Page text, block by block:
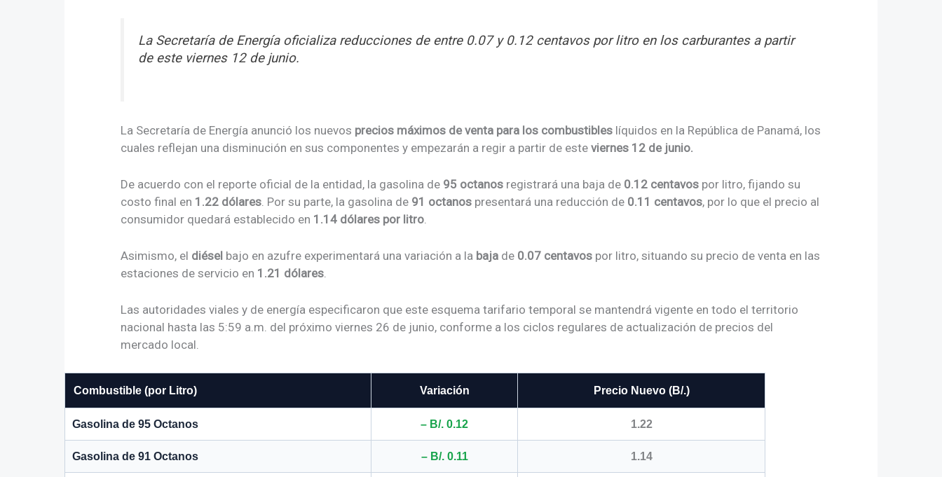
La Secretaría de Energía oficializa reducciones de entre 0.07 y 0.12 centavos por litro en los carburantes a partir
de este viernes 12 de junio.
La Secretaría de Energía anunció los nuevos precios máximos de venta para los combustibles líquidos en la República de Panamá, los
cuales reflejan una disminución en sus componentes y empezarán a regir a partir de este viernes 12 de junio.
De acuerdo con el reporte oficial de la entidad, la gasolina de 95 octanos registrará una baja de 0.12 centavos por litro, fijando su
costo final en 1.22 dólares . Por su parte, la gasolina de 91 octanos presentará una reducción de 0.11 centavos, por lo que el precio al
consumidor quedará establecido en 1.14 dólares por litro
Asimismo, el diésel bajo en azufre experimentará una variación a la baja de 0.07 centavos por litro, situando su precio de venta en las
estaciones de servicio en 1.21 dólares
Las autoridades viales y de energía especificaron que este esquema tarifario temporal se mantendrá vigente en todo el territorio
nacional hasta las 5:59 a.m. del próximo viernes 26 de junio, conforme a los ciclos regulares de actualización de precios del
mercado local.
Combustible (por Litro) Variación Precio Nuevo (B/.)
Gasolina de 95 Octanos – B/. 0.12 1.22
Gasolina de 91 Octanos – B/. 0.11 1.14